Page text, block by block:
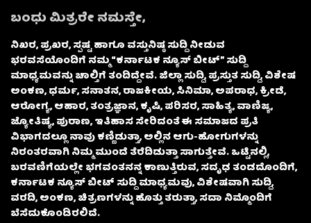
ಬಂಧು ಮಿತ್ರರೇ ನಮಸ್ತೇ,
ನಿಖರ, ಪ್ರಖರ, ಸ್ಪಷ್ಟ ಹಾಗೂ ವಸ್ತುನಿಷ್ಠ ಸುದ್ದಿ ನೀಡುವ
ಭರವಸೆಯೊಂದಿಗೆ ನಮ್ಮ “ಕರ್ನಾಟಕ ನ್ಯೂಸ್ ಬೀಟ್” ಸುದ್ದಿ
ಮಾಧ್ಯಮವನ್ನು ಚಾಲ್ತಿಗೆ ತಂದಿದ್ದೇವೆ. ಜಿಲ್ಲಾ ಸುದ್ದಿ, ಪ್ರಸ್ತುತ ಸುದ್ದಿ, ವಿಶೇಷ
ಅಂಕಣ, ಧರ್ಮ, ಸನಾತನ, ರಾಜಕೀಯ, ಸಿನಿಮಾ, ಅಪರಾಧ, ಕ್ರೀಡೆ,
ಆರೋಗ್ಯ, ಆಹಾರ, ತಂತ್ರಜ್ಞಾನ, ಕೃಷಿ, ಪರಿಸರ, ಸಾಹಿತ್ಯ, ವಾಣಿಜ್ಯ,
ಜ್ಯೋತಿಷ್ಯ, ಪುರಾಣ, ಇತಿಹಾಸ ಸೇರಿದಂತೆ ಈ ಸಮಾಜದ ಪ್ರತಿ
ವಿಭಾಗದಲ್ಲೂ ನಾವು ಕಣ್ಣಿಡುತ್ತಾ, ಅಲ್ಲಿನ ಆಗು-ಹೋಗುಗಳನ್ನು
ನಿರಂತರವಾಗಿ ನಿಮ್ಮ ಮುಂದೆ ತೆರೆದಿಡುತ್ತಾ ಸಾಗುತ್ತೇವೆ. ಒಟ್ಟಿನಲ್ಲಿ,
ಬರವಣಿಗೆಯಲ್ಲೇ ಭಗವಂತನನ್ನ ಕಾಣುತ್ತಿರುವ, ಸದೃಢ ತಂಡದೊಂದಿಗೆ,
ಕರ್ನಾಟಕ ನ್ಯೂಸ್ ಬೀಟ್ ಸುದ್ದಿ ಮಾಧ್ಯಮವು, ವಿಶೇಷವಾಗಿ ಸುದ್ದಿ,
ವರದಿ, ಅಂಕಣ, ಚಿತ್ರಣಗಳನ್ನು ಹೊತ್ತು ತರುತ್ತಾ, ಸದಾ ನಿಮ್ಮೊಂದಿಗೆ
ಬೆಸೆದುಕೊಂಡಿರಲಿದೆ.